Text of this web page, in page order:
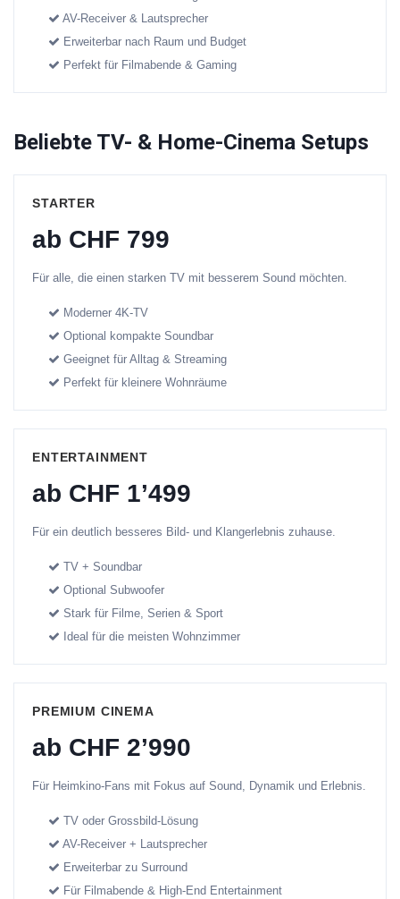
AV-Receiver & Lautsprecher
Erweiterbar nach Raum und Budget
Perfekt für Filmabende & Gaming
Beliebte TV- & Home-Cinema Setups
STARTER
ab CHF 799
Für alle, die einen starken TV mit besserem Sound möchten.
Moderner 4K-TV
Optional kompakte Soundbar
Geeignet für Alltag & Streaming
Perfekt für kleinere Wohnräume
ENTERTAINMENT
ab CHF 1’499
Für ein deutlich besseres Bild- und Klangerlebnis zuhause.
TV + Soundbar
Optional Subwoofer
Stark für Filme, Serien & Sport
Ideal für die meisten Wohnzimmer
PREMIUM CINEMA
ab CHF 2’990
Für Heimkino-Fans mit Fokus auf Sound, Dynamik und Erlebnis.
TV oder Grossbild-Lösung
AV-Receiver + Lautsprecher
Erweiterbar zu Surround
Für Filmabende & High-End Entertainment